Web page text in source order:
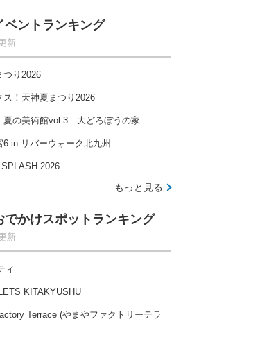
ベントランキング
新
つり2026
ス！天神夏まつり2026
夏の美術館vol.3 大どろぼうの家
6 in リバーウォーク北九州
2026
もっと見る
でかけスポットランキング
新
ィ
KITAKYUSHU
Terrace (やまやファクトリーテラ